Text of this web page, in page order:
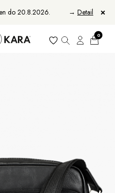
do 20.8.2026. → Detail
Manikúry
0